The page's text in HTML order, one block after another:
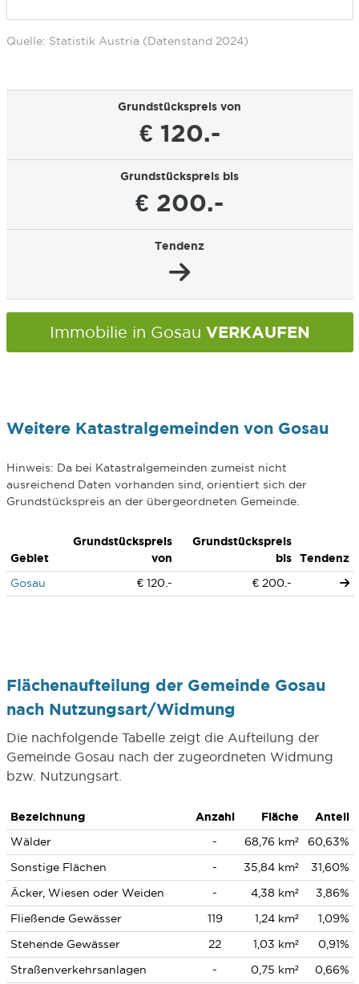
Quelle: Statistik Austria (Datenstand 2024)
Grundstückspreis von
€ 120.-
Grundstückspreis bis
€ 200.-
Tendenz
Immobilie in Gosau VERKAUFEN
Weitere Katastralgemeinden von Gosau
Hinweis: Da bei Katastralgemeinden zumeist nicht
ausreichend Daten vorhanden sind, orientiert sich der
Grundstückspreis an der übergeordneten Gemeinde.
Gebiet
Grundstückspreis
von
Grundstückspreis
bis
Tendenz
Gosau
€ 120.- € 200.-
Flächenaufteilung der Gemeinde Gosau
nach Nutzungsart/Widmung
Die nachfolgende Tabelle zeigt die Aufteilung der
Gemeinde Gosau nach der zugeordneten Widmung
bzw. Nutzungsart.
Bezeichnung Anzahl Fläche
Anteil
Wälder
- 68,76 km²
60,63%
Sonstige Flächen
- 35,84 km²
31,60%
Äcker, Wiesen oder Weiden
- 4,38 km²
3,86%
Fließende Gewässer
119 1,24 km²
1,09%
Stehende Gewässer
22 1,03 km²
0,91%
Straßenverkehrsanlagen
- 0,75 km² 0,66%